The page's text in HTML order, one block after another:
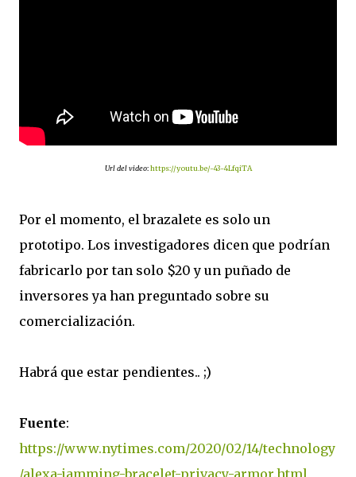
Url del video:https://youtu.be/-43-4LfqiTA
Por el momento, el brazalete es solo un
prototipo. Los investigadores dicen que podrían
fabricarlo por tan solo $20 y un puñado de
inversores ya han preguntado sobre su
comercialización.
Habrá que estar pendientes.. ;)
Fuente:
https://www.nytimes.com/2020/02/14/technology
/alexa-jamming-bracelet-privacy-armor.html